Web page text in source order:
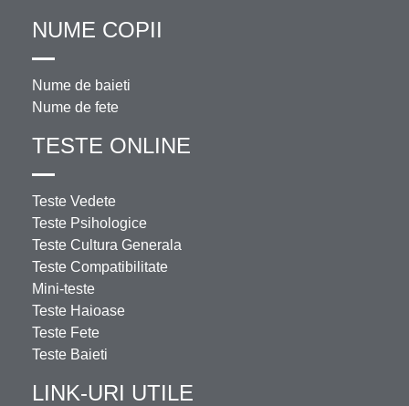
NUME COPII
Nume de baieti
Nume de fete
TESTE ONLINE
Teste Vedete
Teste Psihologice
Teste Cultura Generala
Teste Compatibilitate
Mini-teste
Teste Haioase
Teste Fete
Teste Baieti
LINK-URI UTILE